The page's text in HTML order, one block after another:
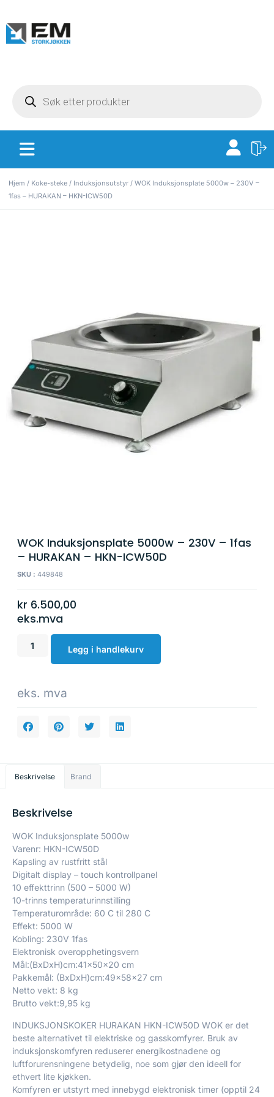
Hjem / Koke-steke / Induksjonsutstyr / WOK Induksjonsplate 5000w – 230V –
1fas – HURAKAN – HKN-ICW50D
WOK Induksjonsplate 5000w – 230V – 1fas
– HURAKAN – HKN-ICW50D
SKU : 449848
kr 6.500,00
eks.mva
Legg i handlekurv
eks. mva
Beskrivelse Brand
Beskrivelse
WOK Induksjonsplate 5000w
Varenr: HKN-ICW50D
Kapsling av rustfritt stål
Digitalt display – touch kontrollpanel
10 effekttrinn (500 – 5000 W)
10-trinns temperaturinnstilling
Temperaturområde: 60 C til 280 C
Effekt: 5000 W
Kobling: 230V 1fas
Elektronisk overopphetingsvern
Mål:(BxDxH)cm:41x50x20 cm
Pakkemål: (BxDxH)cm:49x58x27 cm
Netto vekt: 8 kg
Brutto vekt:9,95 kg
INDUKSJONSKOKER HURAKAN HKN-ICW50D WOK er det
beste alternativet til elektriske og gasskomfyrer. Bruk av
induksjonskomfyren reduserer energikostnadene og
luftforurensningene betydelig, noe som gjør den ideell for
ethvert lite kjøkken.
Komfyren er utstyrt med innebygd elektronisk timer (opptil 24